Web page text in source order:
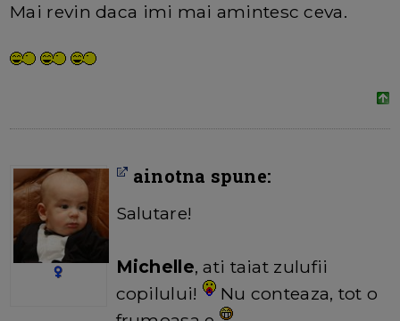
Mai revin daca imi mai amintesc ceva.
ainotna spune:
Salutare!
Michelle, ati taiat zulufii
copilului!
Nu conteaza, tot o